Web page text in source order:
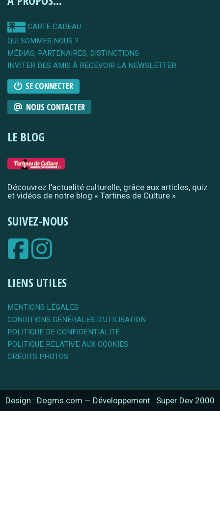
CARTE CADEAU
QUI SOMMES NOUS ?
MÉDIAS, PARTENAIRES, DISTINCTIONS
INVITER DES AMIS À RECEVOIR LA NEWSLETTER
SE CONNECTER
NOUS CONTACTER
LE BLOG
Découvrez l'actualité culturelle, grâce aux articles, quiz
et vidéos de notre blog « Tartines de Culture »
SUIVEZ-NOUS
LIENS UTILES
MENTIONS LÉGALES
CONDITIONS GÉNÉRALES D'UTILISATION
POLITIQUE DE CONFIDENTIALITÉ
POLITIQUE RELATIVE AUX COOKIES
CRÉDITS PHOTOS
Design : Dogms.com — Développement : Super Dev 2000